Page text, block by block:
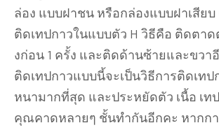
ประหยัด
แต่
แน่น
หนา
ล่อง แบบฝาชน หรือกล่องแบบฝาเสียบ
ติดเทปกาวในแบบตัว H วิธีคือ ติดตาด
งก่อน 1 ครั้ง และติดด้านซ้ายและขวา
ติดเทปกาวแบบนี้จะเป็นวิธีการติดเท
หนามากที่สุด และประหยัดตัว เนื้อ เท
คุณคาดหลายๆ ชั้นทำกันอีกคะ หากก